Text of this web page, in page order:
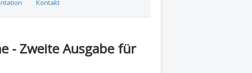
Kontakt
- Zweite Ausgabe für